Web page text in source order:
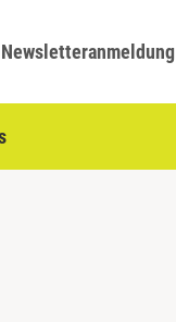
Newsletteranmeldung